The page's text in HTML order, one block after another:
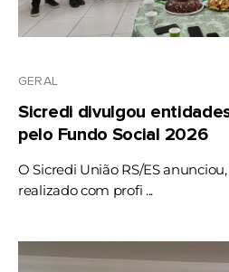
GERAL
Sicredi divulgou
pelo Fundo Social 2026
O Sicredi União RS/ES
realizado com profi ...